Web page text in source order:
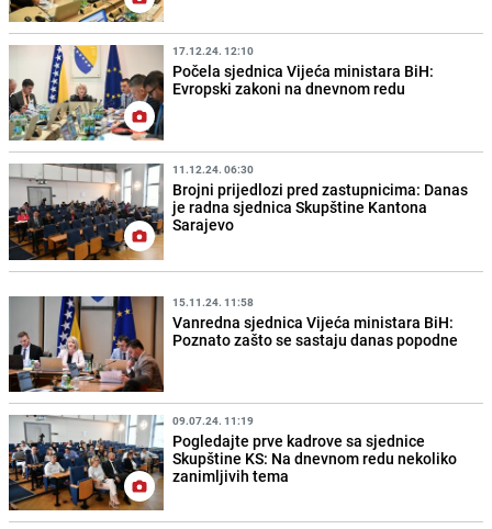
17.12.24. 12:10
Počela sjednica Vijeća ministara BiH:
Evropski zakoni na dnevnom redu
11.12.24. 06:30
Brojni prijedlozi pred zastupnicima: Danas
je radna sjednica Skupštine Kantona
Sarajevo
15.11.24. 11:58
Vanredna sjednica Vijeća ministara BiH:
Poznato zašto se sastaju danas popodne
09.07.24. 11:19
Pogledajte prve kadrove sa sjednice
Skupštine KS: Na dnevnom redu nekoliko
zanimljivih tema